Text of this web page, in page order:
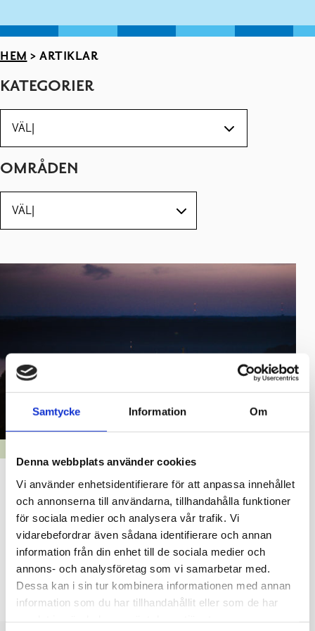
Samtycke Information Om
Denna webbplats använder cookies
Vi använder enhetsidentifierare för att anpassa innehållet
och annonserna till användarna, tillhandahålla funktioner
för sociala medier och analysera vår trafik. Vi
vidarebefordrar även sådana identifierare och annan
information från din enhet till de sociala medier och
annons- och analysföretag som vi samarbetar med.
Dessa kan i sin tur kombinera informationen med annan
information som du har tillhandahållit eller som de har
HEM > ARTIKLAR
KATEGORIER
OMRÅDEN
Energikvällar för stadens invånare 7.12 och
15.12
17.11.2022
I december 2022 ordnar Raseborgs Energi och Raseborgs
stad två energikvällar för allmänheten. Syftet med
energikvällarna är att belysa den aktuella situationen på